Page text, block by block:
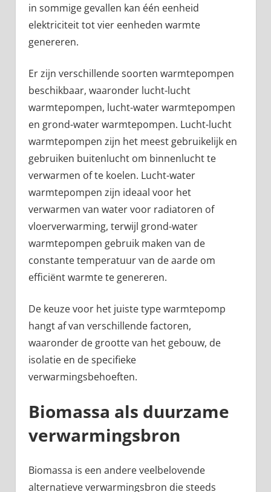
in sommige gevallen kan één eenheid
elektriciteit tot vier eenheden warmte
genereren.
Er zijn verschillende soorten warmtepompen
beschikbaar, waaronder lucht-lucht
warmtepompen, lucht-water warmtepompen
en grond-water warmtepompen. Lucht-lucht
warmtepompen zijn het meest gebruikelijk en
gebruiken buitenlucht om binnenlucht te
verwarmen of te koelen. Lucht-water
warmtepompen zijn ideaal voor het
verwarmen van water voor radiatoren of
vloerverwarming, terwijl grond-water
warmtepompen gebruik maken van de
constante temperatuur van de aarde om
efficiënt warmte te genereren.
De keuze voor het juiste type warmtepomp
hangt af van verschillende factoren,
waaronder de grootte van het gebouw, de
isolatie en de specifieke
verwarmingsbehoeften.
Biomassa als duurzame
verwarmingsbron
Biomassa is een andere veelbelovende
alternatieve verwarmingsbron die steeds